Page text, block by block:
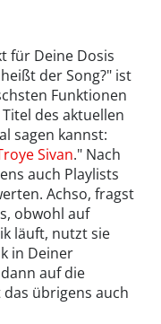
für Deine Dosis
der Song?" ist
Funktionen
des aktuellen
sagen kannst:
Sivan." Nach
auch Playlists
Achso, fragst
obwohl auf
läuft, nutzt sie
in Deiner
auf die
übrigens auch